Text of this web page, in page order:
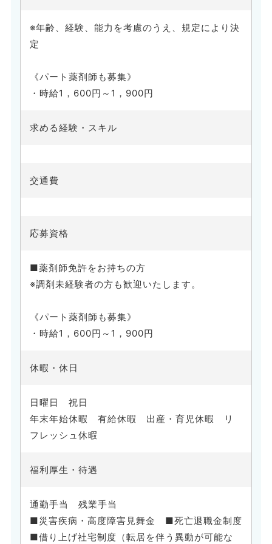
※年齢、経験、能力を考慮のうえ、規定により決
定
《パート薬剤師も募集》
・時給1，600円～1，900円
求める経験・スキル
交通費
応募資格
■薬剤師免許をお持ちの方
※調剤未経験者の方も歓迎いたします。
《パート薬剤師も募集》
・時給1，600円～1，900円
休暇・休日
日曜日 祝日
年末年始休暇 有給休暇 出産・育児休暇 リ
フレッシュ休暇
福利厚生・待遇
通勤手当 残業手当
■災害疾病・高度障害見舞金 ■死亡退職金制度
■借り上げ社宅制度（転居を伴う異動が可能な